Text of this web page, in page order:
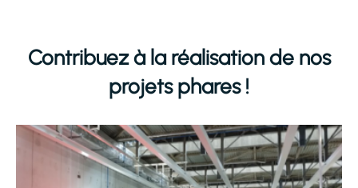
Contribuez à la réalisation de nos
projets phares !